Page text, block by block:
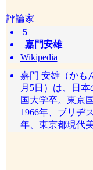
評論家
5
嘉門安雄
Wikipedia
嘉門 安雄（かも
月5日）は、日
国大学卒。東京
1966年、ブリヂ
年、東京都現代